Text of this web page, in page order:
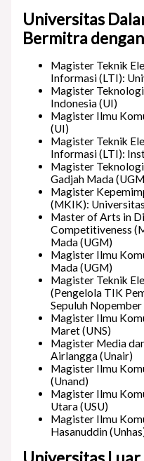
Universitas
Bermitra
Magister Teknik
Informasi (LTI):
Magister
Indonesia (UI)
Magister Ilmu
(UI)
Magister Teknik
Informasi (LTI):
Magister
Gadjah Mada
Magister
(MKIK):
Master of Arts in
Competitiveness
Mada (UGM)
Magister Ilmu
Mada (UGM)
Magister Teknik
(Pengelola TIK
Sepuluh Nopember
Magister Ilmu
Maret (UNS)
Magister Media
Airlangga (Unair)
Magister Ilmu
(Unand)
Magister Ilmu
Utara (USU)
Magister Ilmu
Hasanuddin